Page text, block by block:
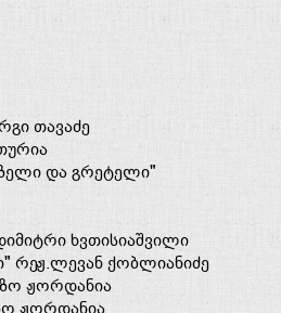
თავაძე
და გრეტელი"
ხვთისიაშვილი
რეჟ.ლევან ქობლიანიძე
ჟორდანია
ჟორდანია